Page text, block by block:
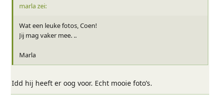
marla zei:
Wat een leuke fotos, Coen!
Jij mag vaker mee. ..
Marla
Idd hij heeft er oog voor. Echt mooie foto’s.